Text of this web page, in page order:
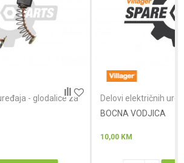
koliko je 9 - 4 :
- glodalice za
Delovi električnih
BOCNA VODJICA
10,00 KM